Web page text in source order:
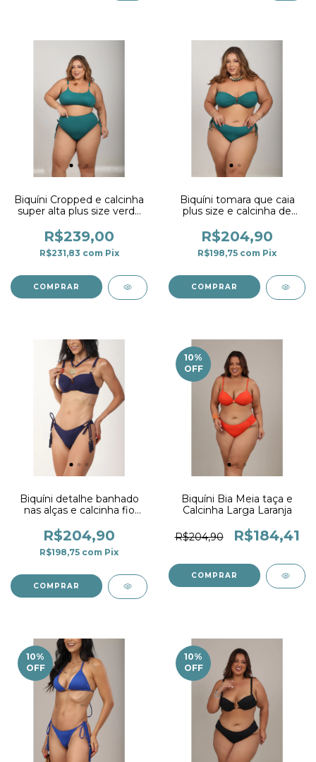
Biquíni Cropped e calcinha
super alta plus size verde
R$239,00
R$231,83 com Pix
COMPRAR
Biquíni tomara que caia
plus size e calcinha de
Esmeralda
R$204,90
R$198,75 com Pix
COMPRAR
Biquíni detalhe banhado
nas alças e calcinha fio
R$204,90
R$198,75 com Pix
COMPRAR
10%
OFF
Biquíni Bia Meia taça e
Calcinha Larga Laranja
R$204,90 R$184,41
COMPRAR
10%
OFF
10%
OFF